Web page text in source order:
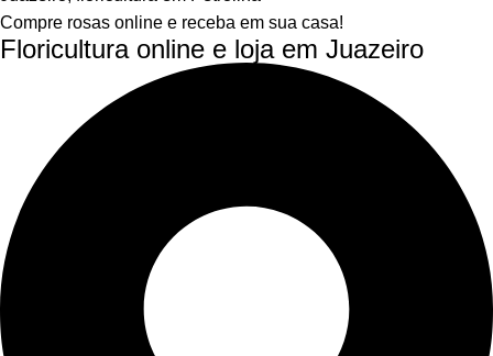
Compre rosas online e receba em sua casa!
Floricultura online e loja em Juazeiro